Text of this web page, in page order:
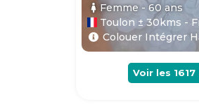
Femme - 60ans
Toulon ± 30kms -
Colouer Intégrer
Voir les 1617